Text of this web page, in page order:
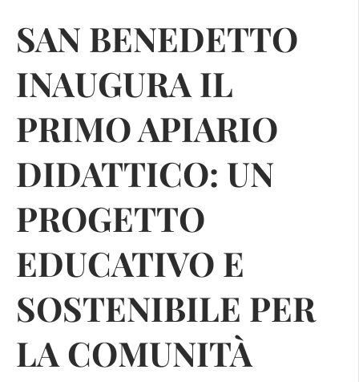
SAN BENEDETTO
INAUGURA IL
PRIMO APIARIO
DIDATTICO: UN
PROGETTO
EDUCATIVO E
SOSTENIBILE PER
LA COMUNITÀ